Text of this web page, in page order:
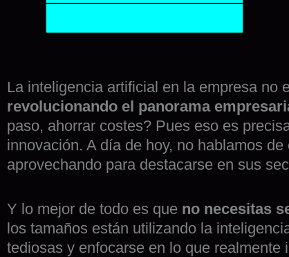
La inteligencia artificial en la empresa no
revolucionando el panorama
paso, ahorrar costes? Pues eso es
innovación. A día de hoy, no hablamos
aprovechando para destacarse en sus
Y lo mejor de todo es que no necesitas
los tamaños están utilizando la
tediosas y enfocarse en lo que realmente